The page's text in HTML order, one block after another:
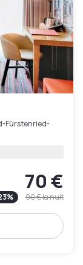
Fürstenried-
70 €
% 90 €la nuit